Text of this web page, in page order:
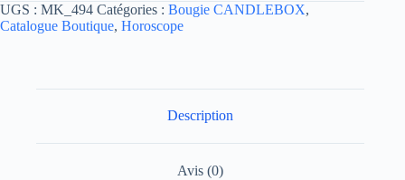
UGS : MK_494 Catégories : Bougie CANDLEBOX,
Catalogue Boutique, Horoscope
Description
Avis (0)